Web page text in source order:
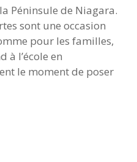
Péninsule de Niagara.
sont une occasion
pour les familles,
à l’école en
le moment de poser